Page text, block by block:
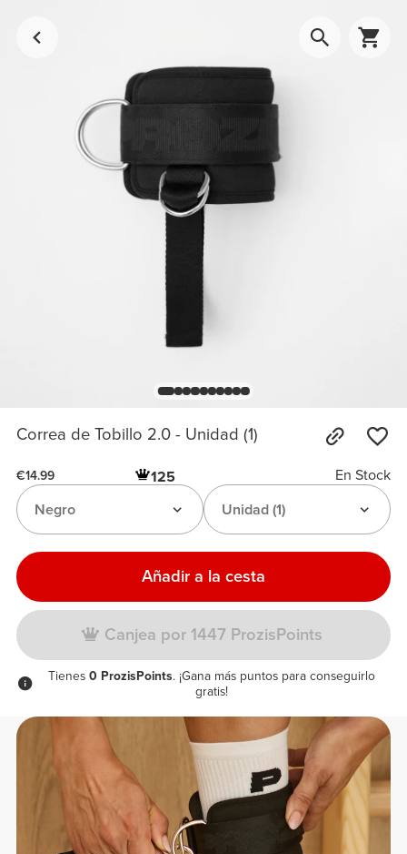
Correa de Tobillo 2.0 - Unidad (1)
€14.99 125
En Stock
Unidad (1)
Negro
Añadir a la cesta
Canjea por 1447 ProzisPoints
Tienes0 ProzisPoints. ¡Gana más puntos para conseguirlo
gratis!